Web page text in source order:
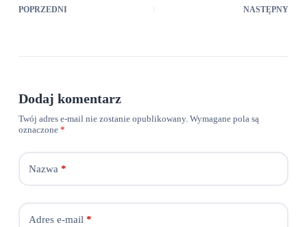
POPRZEDNI NASTĘPNY
Dodaj komentarz
Twój adres e-mail nie zostanie opublikowany. Wymagane pola są
oznaczone *
Nazwa *
Adres e-mail *